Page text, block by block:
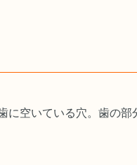
に空いている穴。歯の部